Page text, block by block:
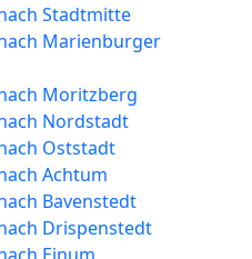
Stadtmitte
Marienburger
Moritzberg
Nordstadt
Oststadt
Achtum
Bavenstedt
Drispenstedt
Einum